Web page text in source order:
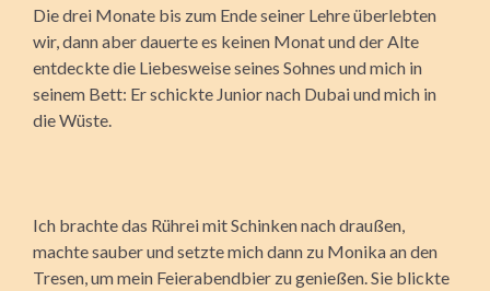
Die drei Monate bis zum Ende seiner Lehre überlebten
wir, dann aber dauerte es keinen Monat und der Alte
entdeckte die Liebesweise seines Sohnes und mich in
seinem Bett: Er schickte Junior nach Dubai und mich in
die Wüste.
Ich brachte das Rührei mit Schinken nach draußen,
machte sauber und setzte mich dann zu Monika an den
Tresen, um mein Feierabendbier zu genießen. Sie blickte